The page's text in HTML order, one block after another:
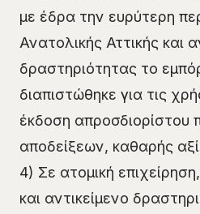
με έδρα την ευρύτερη
Ανατολικής Αττικής και
δραστηριότητας το
διαπιστώθηκε για τις
έκδοση απροσδιορίστου
αποδείξεων, καθαρής
4) Σε ατομική
και αντικείμενο